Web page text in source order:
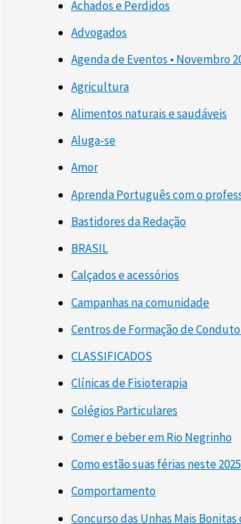
Achados e Perdidos
Advogados
Agenda de Eventos • Novembro
Agricultura
Alimentos naturais e saudáveis
Aluga-se
Amor
Aprenda Português com o
Bastidores da Redação
BRASIL
Calçados e acessórios
Campanhas na comunidade
Centros de Formação de
CLASSIFICADOS
Clínicas de Fisioterapia
Colégios Particulares
Comer e beber em Rio Negrinho
Como estão suas férias neste
Comportamento
Concurso das Unhas Mais Bonitas